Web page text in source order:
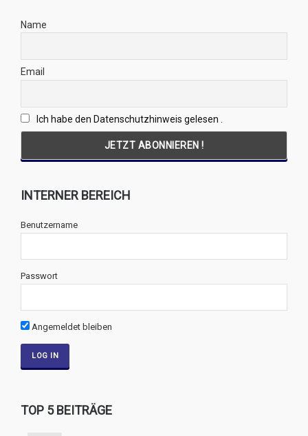
Name
Email
Ich habe den Datenschutzhinweis gelesen .
INTERNER BEREICH
Benutzername
Passwort
Angemeldet bleiben
TOP 5 BEITRÄGE